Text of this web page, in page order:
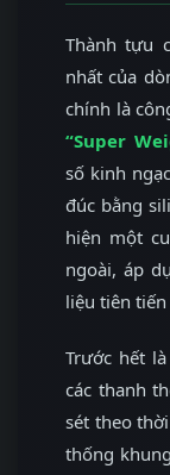
Thành tựu
nhất của
chính là
“Super
số kinh
đúc bằng
hiện một
ngoài, áp
liệu tiên
Trước hết
các thanh
sét theo
thống